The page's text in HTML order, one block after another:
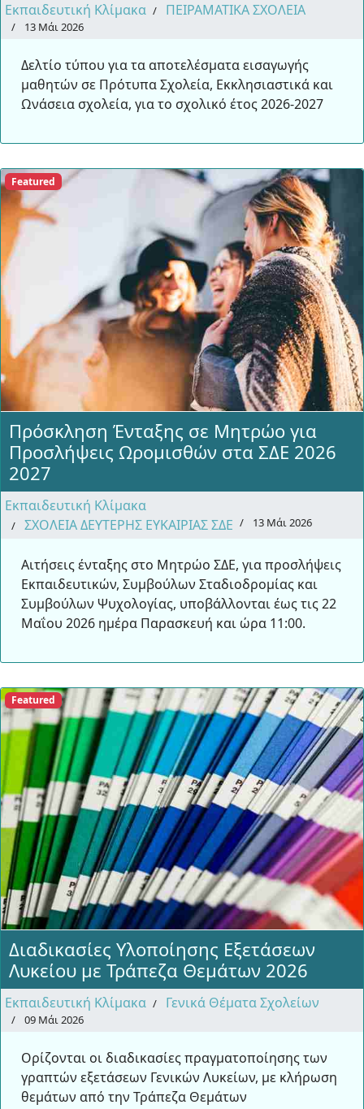
Εκπαιδευτική Κλίμακα ΠΕΙΡΑΜΑΤΙΚΑ ΣΧΟΛΕΙΑ
13 Μάι 2026
Δελτίο τύπου για τα αποτελέσματα εισαγωγής
μαθητών σε Πρότυπα Σχολεία, Εκκλησιαστικά και
Ωνάσεια σχολεία, για το σχολικό έτος 2026-2027
Featured
Πρόσκληση Ένταξης σε Μητρώο για
Προσλήψεις Ωρομισθών στα ΣΔΕ 2026
2027
Εκπαιδευτική Κλίμακα
ΣΧΟΛΕΙΑ ΔΕΥΤΕΡΗΣ ΕΥΚΑΙΡΙΑΣ ΣΔΕ
13 Μάι 2026
Αιτήσεις ένταξης στο Μητρώο ΣΔΕ, για προσλήψεις
Εκπαιδευτικών, Συμβούλων Σταδιοδρομίας και
Συμβούλων Ψυχολογίας, υποβάλλονται έως τις 22
Μαΐου 2026 ημέρα Παρασκευή και ώρα 11:00.
Featured
Διαδικασίες Υλοποίησης Εξετάσεων
Λυκείου με Τράπεζα Θεμάτων 2026
Εκπαιδευτική Κλίμακα Γενικά Θέματα Σχολείων
09 Μάι 2026
Ορίζονται οι διαδικασίες πραγματοποίησης των
γραπτών εξετάσεων Γενικών Λυκείων, με κλήρωση
θεμάτων από την Τράπεζα Θεμάτων